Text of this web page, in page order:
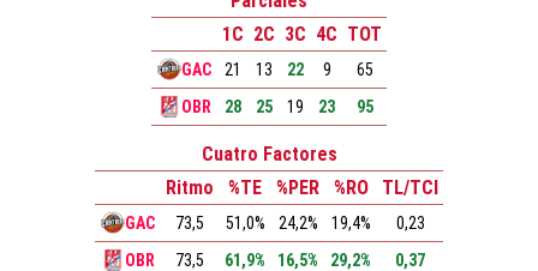
1C 2C 3C 4C TOT
GAC 21 13 22 9
65
OBR
28 25 19 23 95
Cuatro Factores
Ritmo
%TE %PER %RO TL/TCI
GAC 73,5 51,0% 24,2% 19,4%
0,23
OBR
73,5 61,9% 16,5% 29,2% 0,37